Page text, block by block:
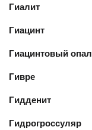
Гиалит
Гиацинт
Гиацинтовый опал
Гивре
Гидденит
Гидрогроссуляр